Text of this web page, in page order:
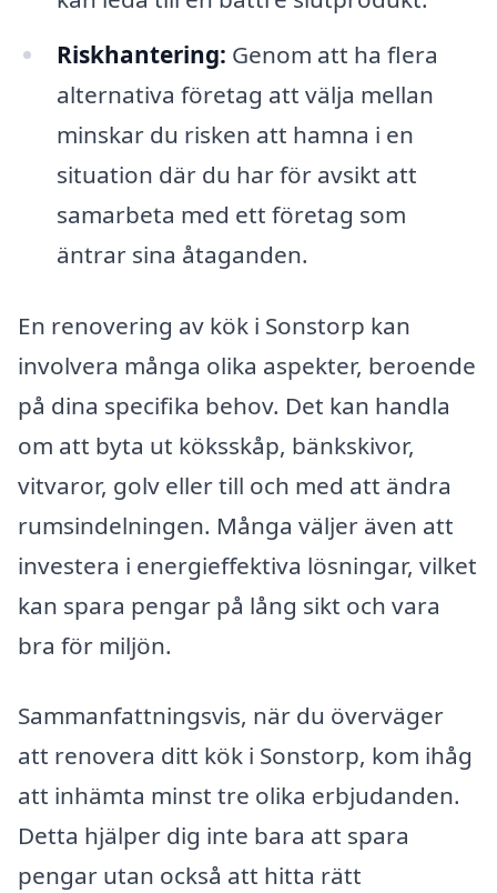
Riskhantering: Genom att ha flera
alternativa företag att välja mellan
minskar du risken att hamna i en
situation där du har för avsikt att
samarbeta med ett företag som
äntrar sina åtaganden.
En renovering av kök i Sonstorp kan
involvera många olika aspekter, beroende
på dina specifika behov. Det kan handla
om att byta ut köksskåp, bänkskivor,
vitvaror, golv eller till och med att ändra
rumsindelningen. Många väljer även att
investera i energieffektiva lösningar, vilket
kan spara pengar på lång sikt och vara
bra för miljön.
Sammanfattningsvis, när du överväger
att renovera ditt kök i Sonstorp, kom ihåg
att inhämta minst tre olika erbjudanden.
Detta hjälper dig inte bara att spara
pengar utan också att hitta rätt